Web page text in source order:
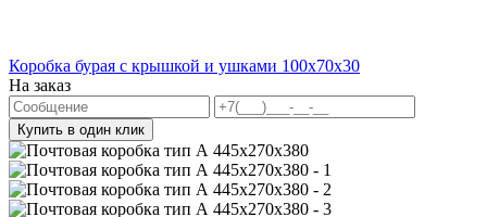
Коробка бурая с крышкой и ушками 100x70x30
На заказ
Купить в один клик